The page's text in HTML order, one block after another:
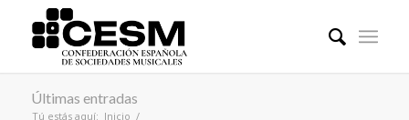
Últimas entradas
Tú estás aquí: Inicio /